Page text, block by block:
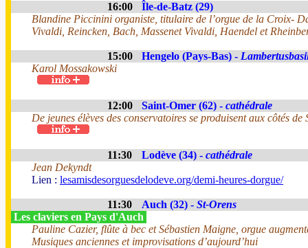
16:00
Île-de-Batz (29)
Blandine Piccinini organiste, titulaire de l’orgue de la Croix-
Vivaldi, Reincken, Bach, Massenet Vivaldi, Haendel et
15:00 Hengelo (Pays-Bas) -
Karol Mossakowski
12:00 Saint-Omer (62) - cathédrale
De jeunes élèves des conservatoires se produisent aux côtés de
11:30 Lodève (34) - cathédrale
Jean Dekyndt
Lien : lesamisdesorguesdelodeve.org/demi-heures-dorgue/
11:30 Auch (32) - St-Orens
Les claviers en Pays d'Auch
Pauline Cazier, flûte à bec et Sébastien Maigne, orgue
Musiques anciennes et improvisations d’aujourd’hui